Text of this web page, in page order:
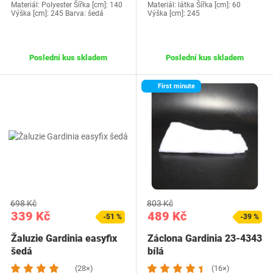
Materiál: Polyester Šířka [cm]: 140
Výška [cm]: 245 Barva: šedá
Poslední kus skladem
Materiál: látka Šířka [cm]: 60
Výška [cm]: 245
Poslední kus skladem
339 Kč
698 Kč
-51 %
Žaluzie Gardinia easyfix
šedá
(28×)
First minute
489 Kč
803 Kč
-39 %
Záclona Gardinia 23-4343
bílá
(16×)